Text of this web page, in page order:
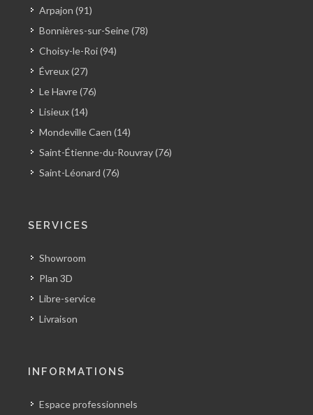
Arpajon (91)
Bonnières-sur-Seine (78)
Choisy-le-Roi (94)
Évreux (27)
Le Havre (76)
Lisieux (14)
Mondeville Caen (14)
Saint-Étienne-du-Rouvray (76)
Saint-Léonard (76)
SERVICES
Showroom
Plan 3D
Libre-service
Livraison
INFORMATIONS
Espace professionnels